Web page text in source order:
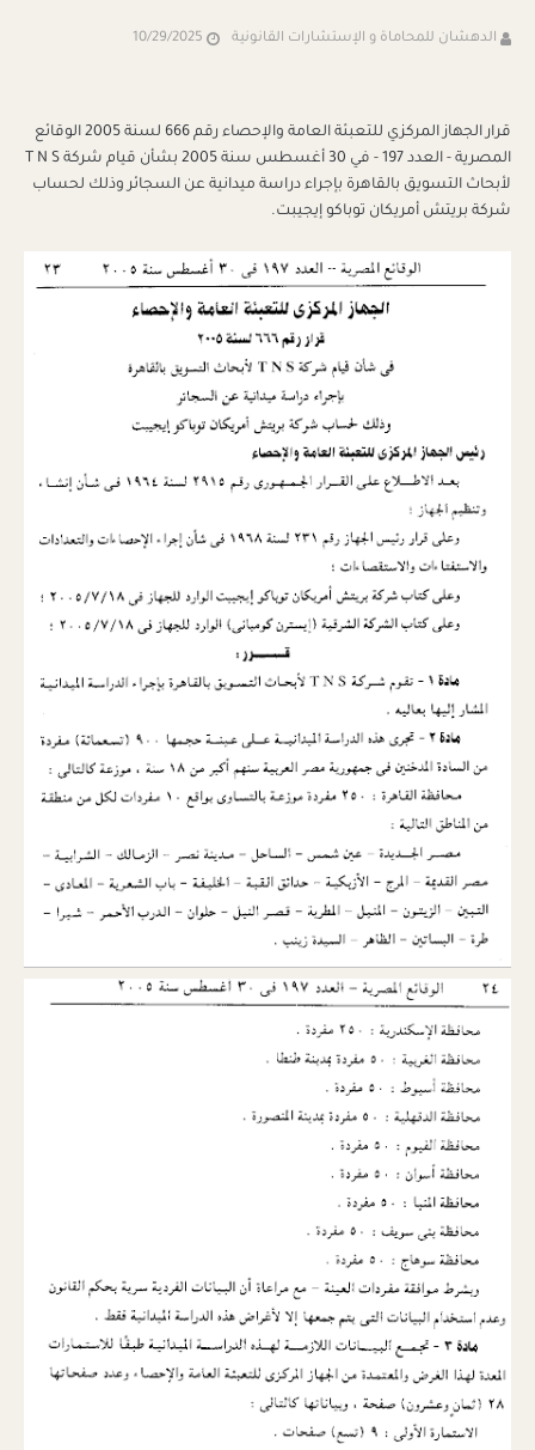
الدهشان للمحاماة و الإستشارات القانونية 10/29/2025
قرار الجهاز المركزي للتعبئة العامة والإحصاء رقم 666 لسنة 2005 الوقائع
المصرية - العدد 197 - في 30 أغسطس سنة 2005 بشأن قيام شركة T N S
لأبحاث التسويق بالقاهرة بإجراء دراسة ميدانية عن السجائر وذلك لحساب
شركة بريتش أمريكان توباكو إيجيبت.